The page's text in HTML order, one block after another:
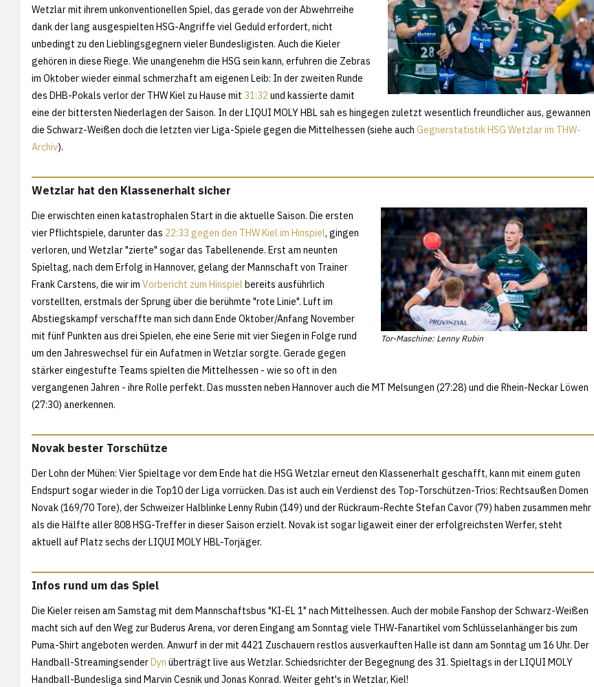
Wetzlar mit ihrem unkonventionellen Spiel, das gerade von der Abwehrreihe
dank der lang ausgespielten HSG-Angriffe viel Geduld erfordert, nicht
unbedingt zu den Lieblingsgegnern vieler Bundesligisten. Auch die Kieler
gehören in diese Riege. Wie unangenehm die HSG sein kann, erfuhren die Zebras
im Oktober wieder einmal schmerzhaft am eigenen Leib: In der zweiten Runde
des DHB-Pokals verlor der THW Kiel zu Hause mit 31:32 und kassierte damit
eine der bittersten Niederlagen der Saison. In der LIQUI MOLY HBL sah es hingegen zuletzt wesentlich freundlicher aus, gewannen
die Schwarz-Weißen doch die letzten vier Liga-Spiele gegen die Mittelhessen (siehe auch Gegnerstatistik HSG Wetzlar im THW-
Archiv).
Wetzlar hat den Klassenerhalt sicher
Tor-Maschine: Lenny Rubin
Die erwischten einen katastrophalen Start in die aktuelle Saison. Die ersten
vier Pflichtspiele, darunter das 22:33 gegen den THW Kiel im Hinspiel, gingen
verloren, und Wetzlar "zierte" sogar das Tabellenende. Erst am neunten
Spieltag, nach dem Erfolg in Hannover, gelang der Mannschaft von Trainer
Frank Carstens, die wir im Vorbericht zum Hinspiel bereits ausführlich
vorstellten, erstmals der Sprung über die berühmte "rote Linie". Luft im
Abstiegskampf verschaffte man sich dann Ende Oktober/Anfang November
mit fünf Punkten aus drei Spielen, ehe eine Serie mit vier Siegen in Folge rund
um den Jahreswechsel für ein Aufatmen in Wetzlar sorgte. Gerade gegen
stärker eingestufte Teams spielten die Mittelhessen - wie so oft in den
vergangenen Jahren - ihre Rolle perfekt. Das mussten neben Hannover auch die MT Melsungen (27:28) und die Rhein-Neckar Löwen
(27:30) anerkennen.
Novak bester Torschütze
Der Lohn der Mühen: Vier Spieltage vor dem Ende hat die HSG Wetzlar erneut den Klassenerhalt geschafft, kann mit einem guten
Endspurt sogar wieder in die Top10 der Liga vorrücken. Das ist auch ein Verdienst des Top-Torschützen-Trios: Rechtsaußen Domen
Novak (169/70 Tore), der Schweizer Halblinke Lenny Rubin (149) und der Rückraum-Rechte Stefan Cavor (79) haben zusammen mehr
als die Hälfte aller 808 HSG-Treffer in dieser Saison erzielt. Novak ist sogar ligaweit einer der erfolgreichsten Werfer, steht
aktuell auf Platz sechs der LIQUI MOLY HBL-Torjäger.
Infos rund um das Spiel
Die Kieler reisen am Samstag mit dem Mannschaftsbus "KI-EL 1" nach Mittelhessen. Auch der mobile Fanshop der Schwarz-Weißen
macht sich auf den Weg zur Buderus Arena, vor deren Eingang am Sonntag viele THW-Fanartikel vom Schlüsselanhänger bis zum
Puma-Shirt angeboten werden. Anwurf in der mit 4421 Zuschauern restlos ausverkauften Halle ist dann am Sonntag um 16 Uhr. Der
Handball-StreamingsenderDyn überträgt live aus Wetzlar. Schiedsrichter der Begegnung des 31. Spieltags in der LIQUI MOLY
Handball-Bundesliga sind Marvin Cesnik und Jonas Konrad. Weiter geht's in Wetzlar, Kiel!